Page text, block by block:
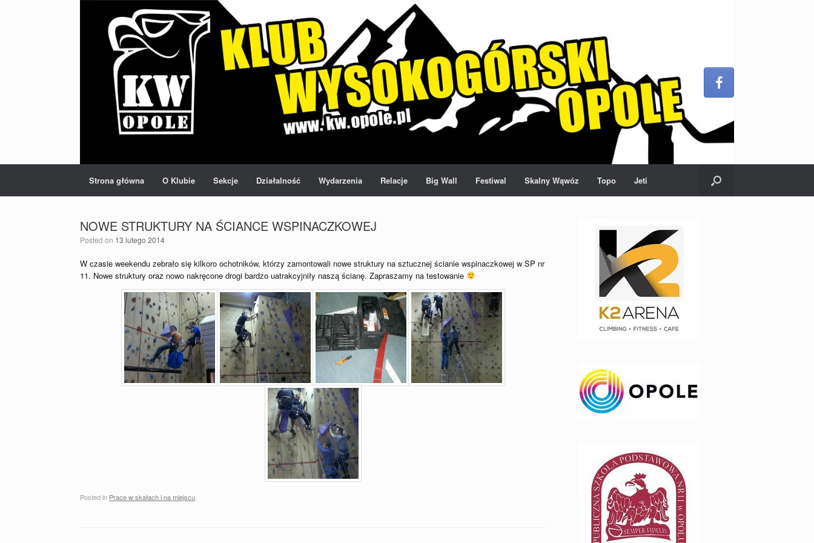
Strona główna O Klubie Sekcje Działalność Wydarzenia Relacje Big Wall Festiwal Skalny Wąwóz Topo Jeti
NOWE STRUKTURY NA ŚCIANCE WSPINACZKOWEJ
Posted on 13 lutego 2014
W czasie weekendu zebrało się kilkoro ochotników, którzy zamontowali nowe struktury na sztucznej ścianie wspinaczkowej w SP nr
11. Nowe struktury oraz nowo nakręcone drogi bardzo uatrakcyjniły naszą ścianę. Zapraszamy na testowanie
Posted in Prace w skałach i na miejscu